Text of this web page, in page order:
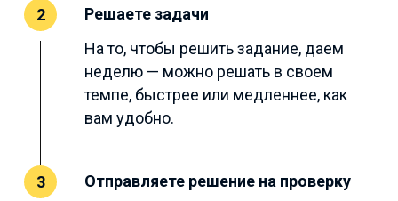
2
Решаете задачи
На то, чтобы решить задание, даем
неделю — можно решать в своем
темпе, быстрее или медленнее, как
вам удобно.
3
Отправляете решение на проверку